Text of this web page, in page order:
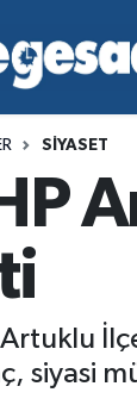
SİYASET
siyasi
Durumu ve